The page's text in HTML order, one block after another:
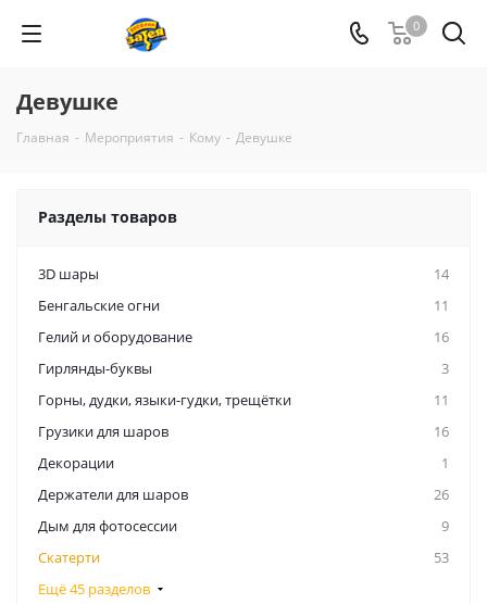
0
Девушке
Главная - Мероприятия - Кому - Девушке
Разделы товаров
3D шары
14
Бенгальские огни
11
Гелий и оборудование
16
Гирлянды-буквы
3
Горны, дудки, языки-гудки, трещётки
11
Грузики для шаров
16
Декорации
1
Держатели для шаров
26
Дым для фотосессии
9
Скатерти
53
Ещё 45 разделов